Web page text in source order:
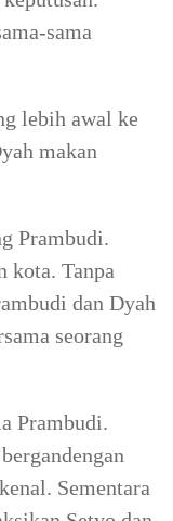
sama
lebih awal ke
makan
Prambudi.
kota. Tanpa
dan Dyah
seorang
Prambudi.
Sementara